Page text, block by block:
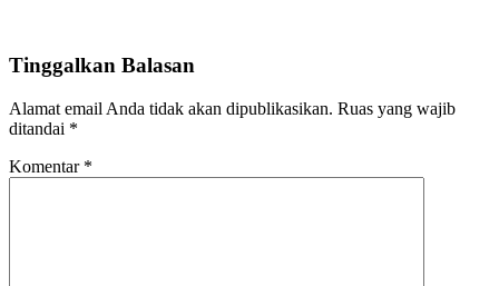
Tinggalkan Balasan
Alamat email Anda tidak akan dipublikasikan. Ruas yang wajib
ditandai *
Komentar *